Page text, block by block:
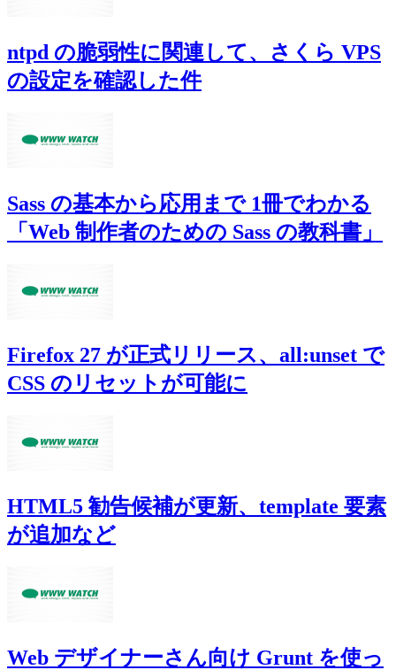
ntpd の脆弱性に関連して、さくら VPS
の設定を確認した件
Sass の基本から応用まで 1冊でわかる
「Web 制作者のための Sass の教科書」
Firefox 27 が正式リリース、all:unset で
CSS のリセットが可能に
HTML5 勧告候補が更新、template 要素
が追加など
Web デザイナーさん向け Grunt を使っ